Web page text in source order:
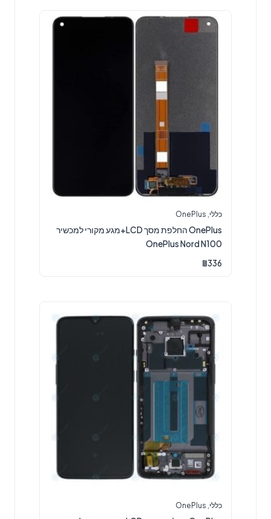
כללי OnePlus
OnePlus החלפת מסך LCD+מגע מקורי למכשיר
OnePlus Nord N100
₪336
כללי OnePlus